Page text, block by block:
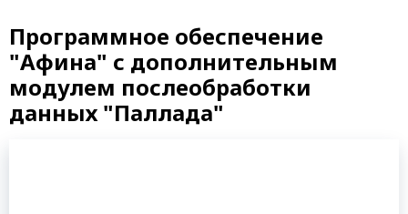
Программное обеспечение
"Афина" с дополнительным
модулем послеобработки
данных "Паллада"